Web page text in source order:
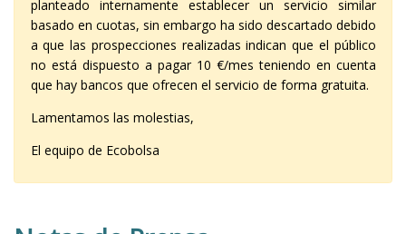
planteado internamente establecer un servicio similar
basado en cuotas, sin embargo ha sido descartado debido
a que las prospecciones realizadas indican que el público
no está dispuesto a pagar 10 €/mes teniendo en cuenta
que hay bancos que ofrecen el servicio de forma gratuita.
Lamentamos las molestias,
El equipo de Ecobolsa